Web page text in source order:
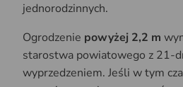
jednorodzinnych.
Ogrodzenie powyżej 2,2 m
starostwa powiatowego z 21-
wyprzedzeniem. Jeśli w tym